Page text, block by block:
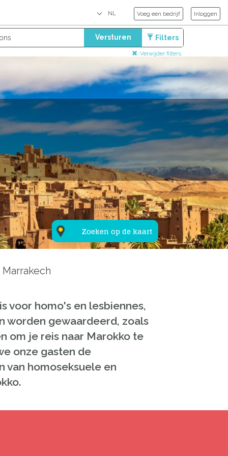
Voeg een bedrijf Inloggen
Versturen Filters
Verwijder filters
Zoeken op de kaart
Marrakech
voor homo's en lesbiennes,
worden gewaardeerd, zoals
om je reis naar Marokko te
onze gasten de
homoseksuele en